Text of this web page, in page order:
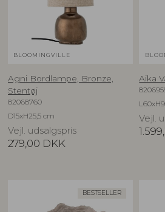
BLOOMINGVILLE
Agni Bordlampe, Bronze,
Stentøj
82068760
D15xH25,5 cm
Vejl. udsalgspris
279,00 DKK
Aika
Vejl.
BESTSELLER